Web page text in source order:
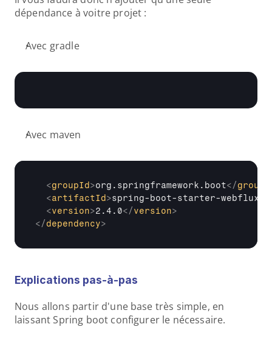
dépendance à voitre projet :
Avec gradle
Avec maven
<groupId>org.springframework.boot</
<artifactId>spring-boot-starter-webflux
<version>2.4.0</version>
</dependency>
Explications pas-à-pas
Nous allons partir d'une base très simple, en
laissant Spring boot configurer le nécessaire.